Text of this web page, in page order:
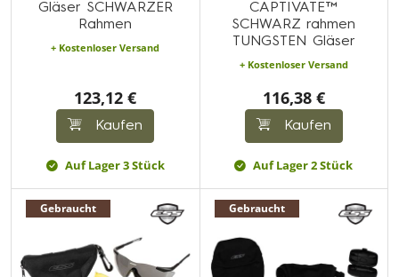
Gläser SCHWARZER
Rahmen
+ Kostenloser Versand
123,12 €
Kaufen
Auf Lager 3 Stück
CAPTIVATE™
SCHWARZ rahmen
TUNGSTEN Gläser
+ Kostenloser Versand
116,38 €
Kaufen
Auf Lager 2 Stück
Gebraucht Gebraucht